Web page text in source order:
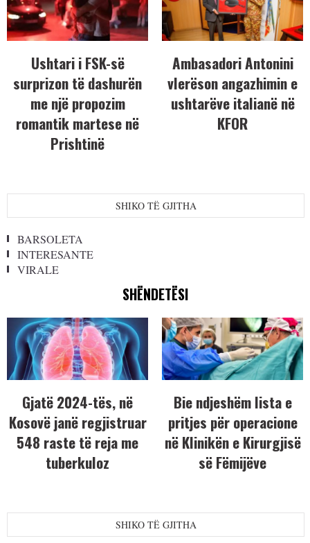
Ushtari i FSK-së
surprizon të dashurën
me një propozim
romantik martese në
Prishtinë
Ambasadori Antonini
vlerëson angazhimin e
ushtarëve italianë në
KFOR
SHIKO TË GJITHA
BARSOLETA
INTERESANTE
VIRALE
SHËNDETËSI
Gjatë 2024-tës, në
Kosovë janë regjistruar
548 raste të reja me
tuberkuloz
Bie ndjeshëm lista e
pritjes për operacione
në Klinikën e Kirurgjisë
së Fëmijëve
SHIKO TË GJITHA